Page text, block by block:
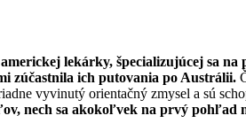
lekárky, špecializujúcej sa
zúčastnila ich putovania po Austrálii.
vyvinutý orientačný zmysel a sú
nech sa akokoľvek na prvý